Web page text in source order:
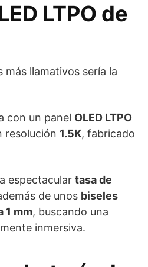
LTPO de
llamativos sería la
con un panel OLED LTPO
resolución 1.5K, fabricado
espectacular tasa de
de unos biseles
1 mm, buscando una
inmersiva.